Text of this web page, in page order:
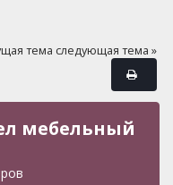
тема следующая тема »
мебельный